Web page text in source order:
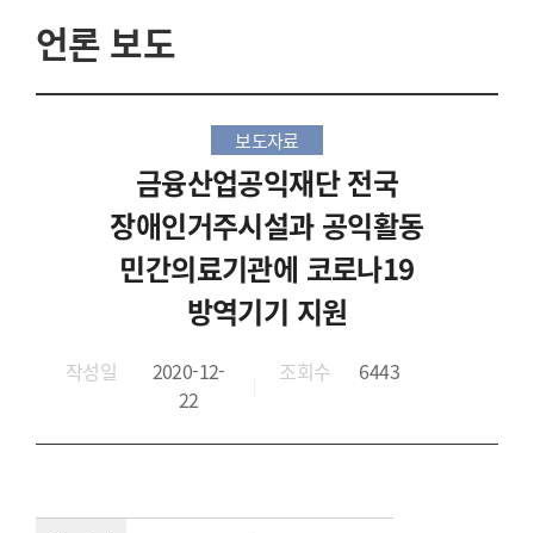
언론 보도
보도자료
금융산업공익재단 전국
장애인거주시설과 공익활동
민간의료기관에 코로나19
방역기기 지원
작성일
2020-12-
22
조회수 6443